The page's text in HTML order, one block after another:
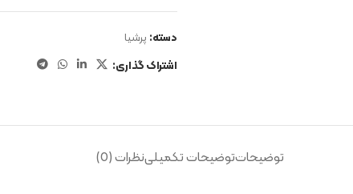
دسته: پرشیا
اشتراک گذاری:
توضیحاتتوضیحات تکمیلینظرات (0)